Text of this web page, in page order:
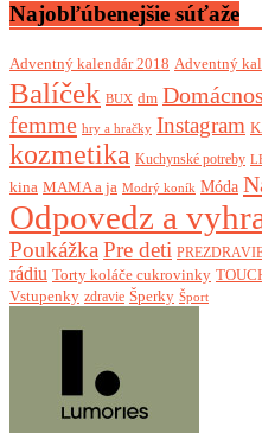
Najobľúbenejšie súťaže
Adventný kalendár 2018 Adventný
Balíček BUX dm
femme hry a hračky Instagram
kozmetika Kuchynské potreby
kina MAMA a ja Modrý koník Móda
Odpovedz a
Poukážka Pre deti
rádiu Torty koláče cukrovinky
Vstupenky zdravie Šperky Šport